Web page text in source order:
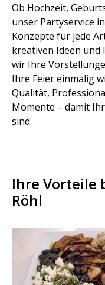
Ob Hochzeit,
unser Partyservice
Konzepte für jede
kreativen Ideen
wir Ihre
Ihre Feier einmalig
Qualität,
Momente – damit
sind.
Ihre Vorteile
Röhl